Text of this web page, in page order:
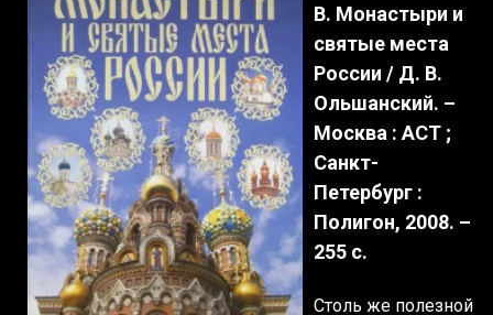
В. Монастыри и
святые места
России / Д. В.
Ольшанский. –
Москва : АСТ ;
Санкт-
Петербург :
Полигон, 2008. –
255 с.
Столь же полезной